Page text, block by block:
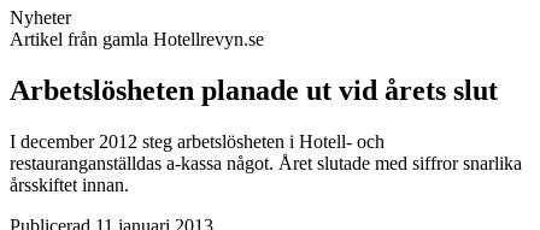
Nyheter
Artikel från gamla Hotellrevyn.se
Arbetslösheten planade ut vid årets slut
I december 2012 steg arbetslösheten i Hotell- och
restauranganställdas a-kassa något. Året slutade med siffror snarlika
årsskiftet innan.
Publicerad 11 januari 2013